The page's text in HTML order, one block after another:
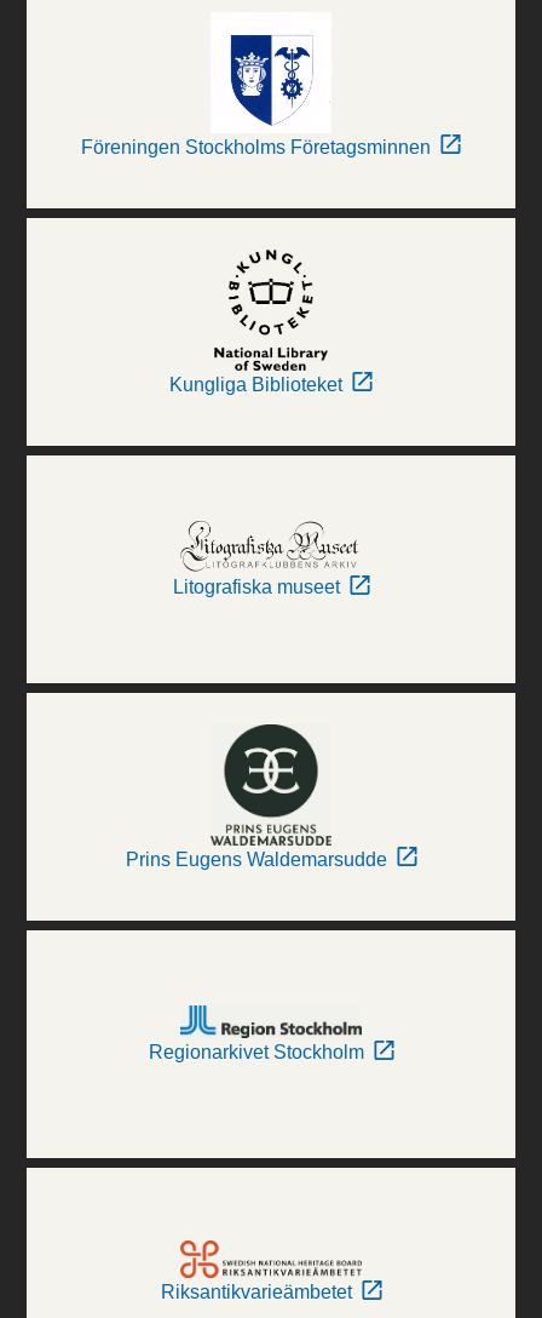
Föreningen Stockholms Företagsminnen
Kungliga Biblioteket
Litografiska museet
Prins Eugens Waldemarsudde
Regionarkivet Stockholm
Riksantikvarieämbetet